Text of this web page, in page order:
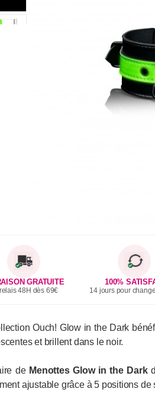
GRATUITE
48H dès 69€
100%
14 jours pour
Ouch! Glow in the Dark
et brillent dans le noir.
de Menottes Glow in the Dark
ajustable grâce à 5 positions